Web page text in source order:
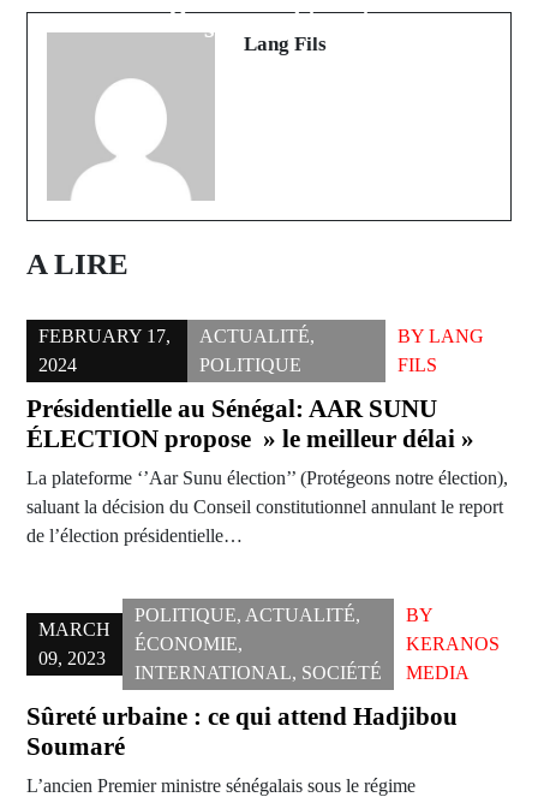
Dionne se dit prêt
son histoire
Lang Fils
A LIRE
FEBRUARY 17,
2024
ACTUALITÉ,
POLITIQUE
BY LANG
FILS
Présidentielle au Sénégal: AAR SUNU
ÉLECTION propose » le meilleur délai »
La plateforme ‘’Aar Sunu élection’’ (Protégeons notre élection),
saluant la décision du Conseil constitutionnel annulant le report
de l’élection présidentielle…
MARCH
09, 2023
POLITIQUE, ACTUALITÉ,
ÉCONOMIE,
INTERNATIONAL, SOCIÉTÉ
BY
KERANOS
MEDIA
Sûreté urbaine : ce qui attend Hadjibou
Soumaré
L’ancien Premier ministre sénégalais sous le régime